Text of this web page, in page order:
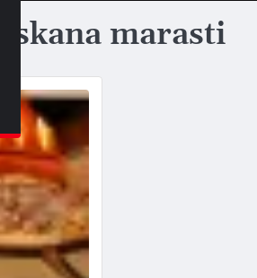
toskana marasti